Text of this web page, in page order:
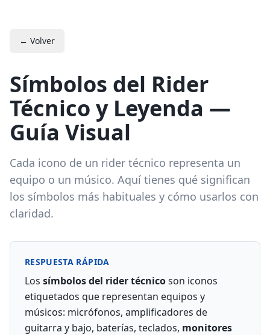
← Volver
Símbolos del Rider
Técnico y Leyenda —
Guía Visual
Cada icono de un rider técnico representa un
equipo o un músico. Aquí tienes qué significan
los símbolos más habituales y cómo usarlos con
claridad.
RESPUESTA RÁPIDA
Los símbolos del rider técnicoson iconos
etiquetados que representan equipos y
músicos: micrófonos, amplificadores de
guitarra y bajo, baterías, teclados, monitores